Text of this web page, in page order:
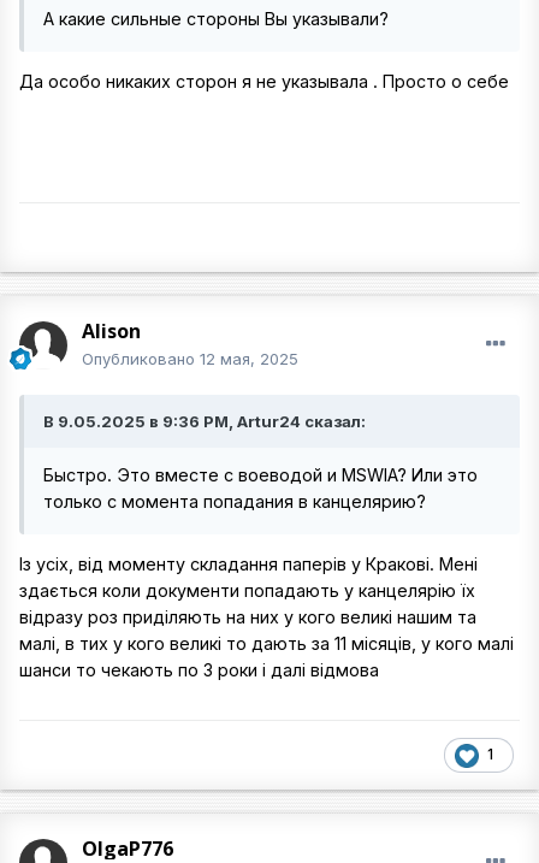
А какие сильные стороны Вы указывали?
Да особо никаких сторон я не указывала . Просто о себе
Alison
Опубликовано 12 мая, 2025
В 9.05.2025 в 9:36 PM, Artur24 сказал:
Быстро. Это вместе с воеводой и MSWIA? Или это
только с момента попадания в канцелярию?
Із усіх, від моменту складання паперів у Кракові. Мені
здається коли документи попадають у канцелярію їх
відразу роз приділяють на них у кого великі нашим та
малі, в тих у кого великі то дають за 11 місяців, у кого малі
шанси то чекають по 3 роки і далі відмова
1
OlgaP776